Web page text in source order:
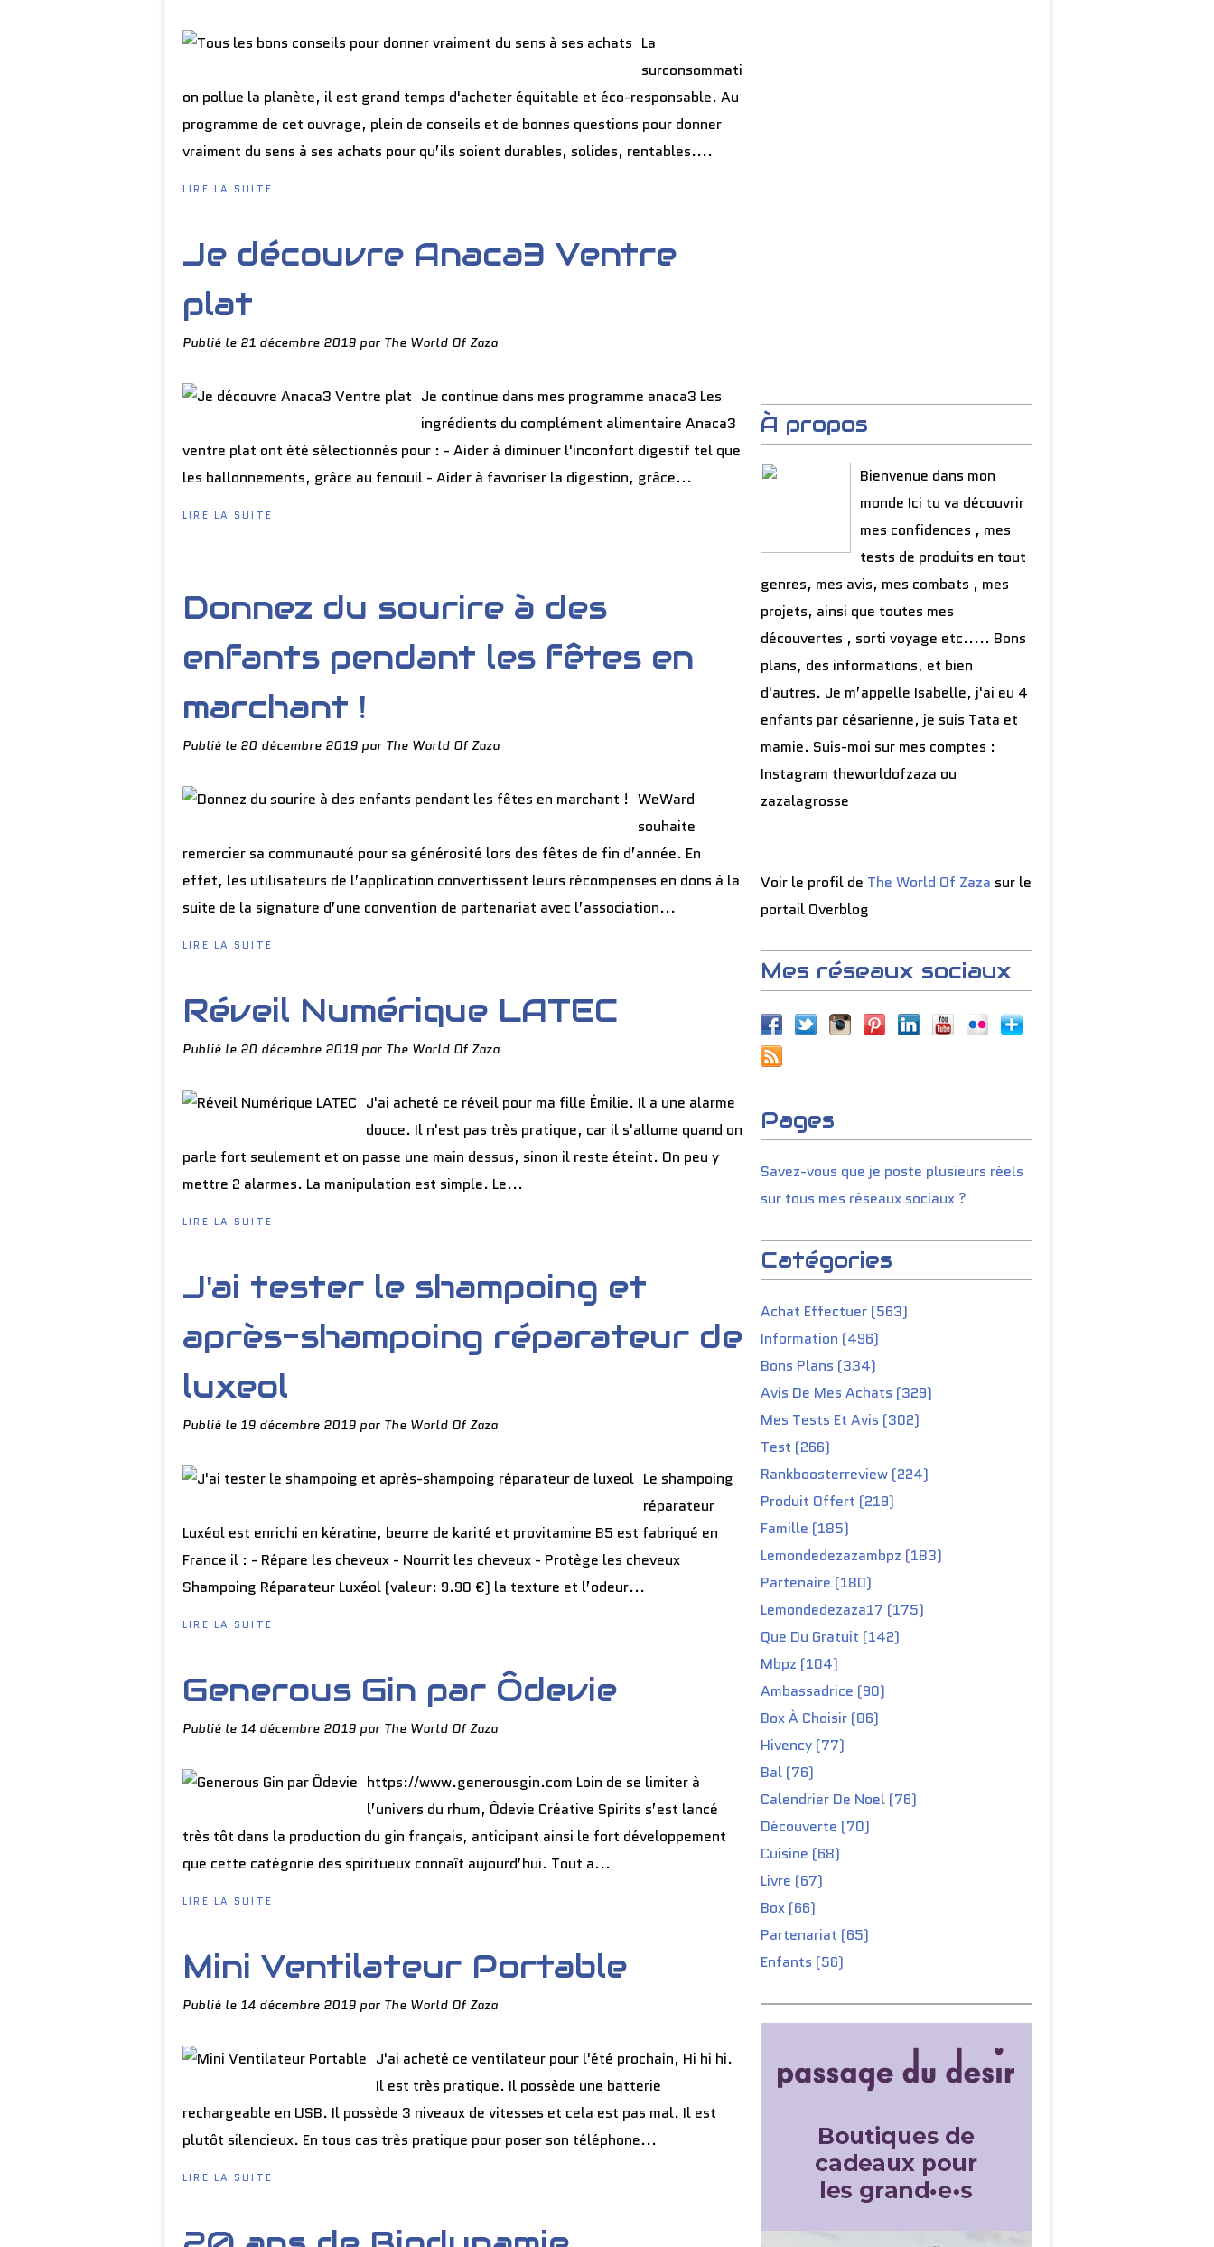
La
surconsommati
on pollue la planète, il est grand temps d'acheter équitable et éco-responsable. Au
programme de cet ouvrage, plein de conseils et de bonnes questions pour donner
vraiment du sens à ses achats pour qu’ils soient durables, solides, rentables....
LIRE LA SUITE
Je découvre Anaca3 Ventre
plat
Publié le 21 décembre 2019 par The World Of Zaza
Je continue dans mes programme anaca3 Les
ingrédients du complément alimentaire Anaca3
ventre plat ont été sélectionnés pour : - Aider à diminuer l'inconfort digestif tel que
les ballonnements, grâce au fenouil - Aider à favoriser la digestion, grâce...
LIRE LA SUITE
Donnez du sourire à des
enfants pendant les fêtes en
marchant !
Publié le 20 décembre 2019 par The World Of Zaza
WeWard
souhaite
remercier sa communauté pour sa générosité lors des fêtes de fin d’année. En
effet, les utilisateurs de l’application convertissent leurs récompenses en dons à la
suite de la signature d’une convention de partenariat avec l’association...
LIRE LA SUITE
Réveil Numérique LATEC
Publié le 20 décembre 2019 par The World Of Zaza
J'ai acheté ce réveil pour ma fille Émilie. Il a une alarme
douce. Il n'est pas très pratique, car il s'allume quand on
parle fort seulement et on passe une main dessus, sinon il reste éteint. On peu y
mettre 2 alarmes. La manipulation est simple. Le...
LIRE LA SUITE
J'ai tester le shampoing et
après-shampoing réparateur de
luxeol
Publié le 19 décembre 2019 par The World Of Zaza
Le shampoing
réparateur
Luxéol est enrichi en kératine, beurre de karité et provitamine B5 est fabriqué en
France il : - Répare les cheveux - Nourrit les cheveux - Protège les cheveux
Shampoing Réparateur Luxéol (valeur: 9.90 €) la texture et l’odeur...
LIRE LA SUITE
Generous Gin par Ôdevie
Publié le 14 décembre 2019 par The World Of Zaza
https://www.generousgin.com Loin de se limiter à
l’univers du rhum, Ôdevie Créative Spirits s’est lancé
très tôt dans la production du gin français, anticipant ainsi le fort développement
que cette catégorie des spiritueux connaît aujourd’hui. Tout a...
LIRE LA SUITE
Mini Ventilateur Portable
Publié le 14 décembre 2019 par The World Of Zaza
J'ai acheté ce ventilateur pour l'été prochain, Hi hi hi.
Il est très pratique. Il possède une batterie
rechargeable en USB. Il possède 3 niveaux de vitesses et cela est pas mal. Il est
plutôt silencieux. En tous cas très pratique pour poser son téléphone...
LIRE LA SUITE
À propos
Bienvenue dans mon
monde Ici tu va découvrir
mes confidences , mes
tests de produits en tout
genres, mes avis, mes combats , mes
projets, ainsi que toutes mes
découvertes , sorti voyage etc..... Bons
plans, des informations, et bien
d'autres. Je m’appelle Isabelle, j'ai eu 4
enfants par césarienne, je suis Tata et
mamie. Suis-moi sur mes comptes :
Instagram theworldofzaza ou
zazalagrosse
Voir le profil de The World Of Zaza sur le
portail Overblog
Mes réseaux sociaux
Pages
Savez-vous que je poste plusieurs réels
sur tous mes réseaux sociaux ?
Catégories
Achat Effectuer (563)
Information (496)
Bons Plans (334)
Avis De Mes Achats (329)
Mes Tests Et Avis (302)
Test (266)
Rankboosterreview (224)
Produit Offert (219)
Famille (185)
Lemondedezazambpz (183)
Partenaire (180)
Lemondedezaza17 (175)
Que Du Gratuit (142)
Mbpz (104)
Ambassadrice (90)
Box À Choisir (86)
Hivency (77)
Bal (76)
Calendrier De Noel (76)
Découverte (70)
Cuisine (68)
Livre (67)
Box (66)
Partenariat (65)
Enfants (56)